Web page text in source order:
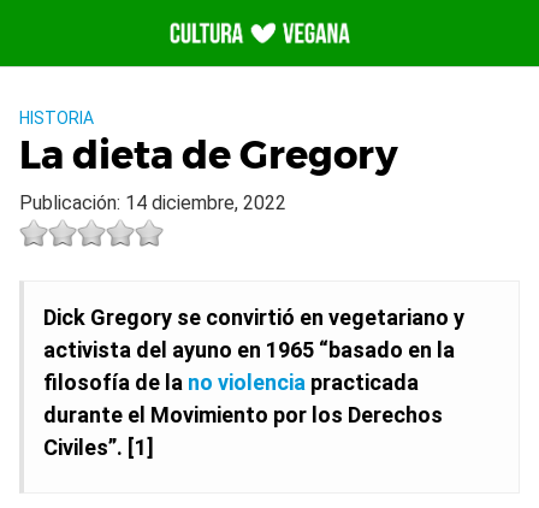
contenido
HISTORIA
La dieta de Gregory
Publicación: 14 diciembre, 2022
Dick Gregory se convirtió en vegetariano y
activista del ayuno en 1965 “basado en la
filosofía de la no violencia practicada
durante el Movimiento por los Derechos
Civiles”. [1]